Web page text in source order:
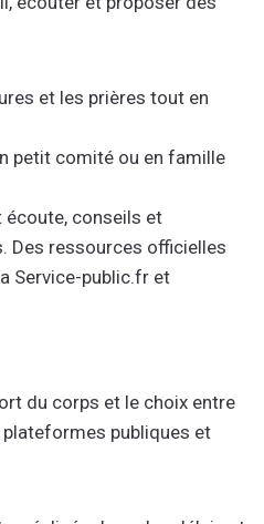
et les prières tout en
petit comité ou en famille
conseils et
Des ressources officielles
Service-public.fr et
du corps et le choix entre
publiques et